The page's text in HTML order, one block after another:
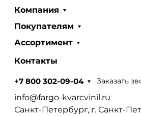
Компания
Покупателям
Ассортимент
Контакты
+7 800 302-09-04 Заказать
info@fargo-kvarcvinil.ru
Санкт-Петербург, г. Санкт-